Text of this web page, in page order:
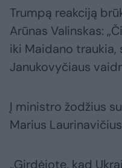
Trumpą reakciją
Arūnas Valinskas:
iki Maidano traukia,
Janukovyčiaus
Į ministro žodžius
Marius
„Girdėjote, kad